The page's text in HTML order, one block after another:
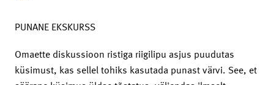
PUNANE EKSKURSS
Omaette diskussioon ristiga riigilipu asjus puudutas
küsimust, kas sellel tohiks kasutada punast värvi. See, et